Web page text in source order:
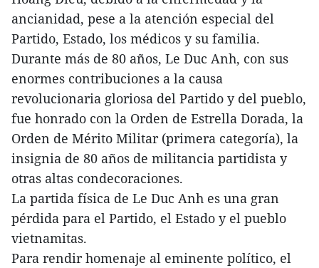
ancianidad, pese a la atención especial del
Partido, Estado, los médicos y su familia.
Durante más de 80 años, Le Duc Anh, con sus
enormes contribuciones a la causa
revolucionaria gloriosa del Partido y del pueblo,
fue honrado con la Orden de Estrella Dorada, la
Orden de Mérito Militar (primera categoría), la
insignia de 80 años de militancia partidista y
otras altas condecoraciones.
La partida física de Le Duc Anh es una gran
pérdida para el Partido, el Estado y el pueblo
vietnamitas.
Para rendir homenaje al eminente político, el